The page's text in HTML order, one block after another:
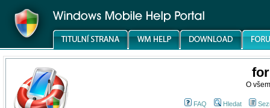
O
FAQ Hledat